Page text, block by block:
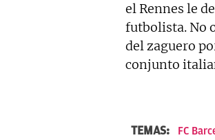
el Rennes le
futbolista. No
del zaguero
conjunto
TEMAS: FC